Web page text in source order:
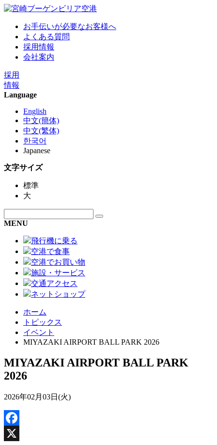
お手伝いが必要なお客様へ
よくある質問
採用情報
会社案内
採用
情報
Language
English
中文(簡体)
中文(繁体)
한국어
Japanese
文字サイズ
標準
大
MENU
飛行機に乗る
空港で食事
空港でお買い物
施設・サービス
交通アクセス
ネットショップ
ホーム
トピックス
イベント
MIYAZAKI AIRPORT BALL PARK 2026
MIYAZAKI AIRPORT BALL PARK
2026
2026年02月03日(火)
Facebook